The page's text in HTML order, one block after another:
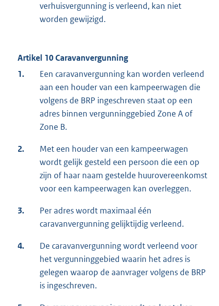
verhuisvergunning is verleend, kan niet
worden gewijzigd.
Artikel 10 Caravanvergunning
1.
Een caravanvergunning kan worden verleend
aan een houder van een kampeerwagen die
volgens de BRP ingeschreven staat op een
adres binnen vergunninggebied Zone A of
Zone B.
2.
Met een houder van een kampeerwagen
wordt gelijk gesteld een persoon die een op
zijn of haar naam gestelde huurovereenkomst
voor een kampeerwagen kan overleggen.
3.
Per adres wordt maximaal één
caravanvergunning gelijktijdig verleend.
4.
De caravanvergunning wordt verleend voor
het vergunninggebied waarin het adres is
gelegen waarop de aanvrager volgens de BRP
is ingeschreven.